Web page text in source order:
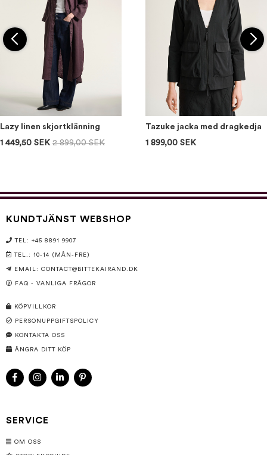
Lazy linen skjortklänning
1 449,50 SEK 2 899,00 SEK
Tazuke jacka med dragkedja
1 899,00 SEK
KUNDTJÄNST WEBSHOP
TEL: +45 8891 9907
TEL.: 10-14 (MÅN-FRE)
EMAIL: CONTACT@BITTEKAIRAND.DK
FAQ - VANLIGA FRÅGOR
KÖPVILLKOR
PERSONUPPGIFTSPOLICY
KONTAKTA OSS
ÅNGRA DITT KÖP
SERVICE
OM OSS